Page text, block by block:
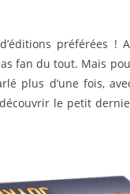
préférées
fan du tout. Mais
plus d’une fois,
le petit